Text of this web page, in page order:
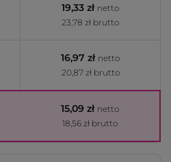
19,33 zł netto
23,78 zł brutto
16,97 zł netto
20,87 zł brutto
15,09 zł netto
18,56 zł brutto